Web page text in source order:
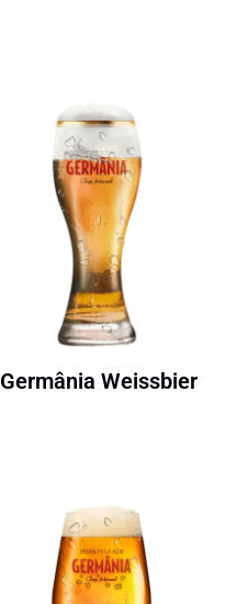
Germânia Weissbier